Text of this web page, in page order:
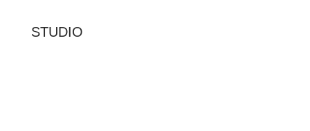
STUDIO